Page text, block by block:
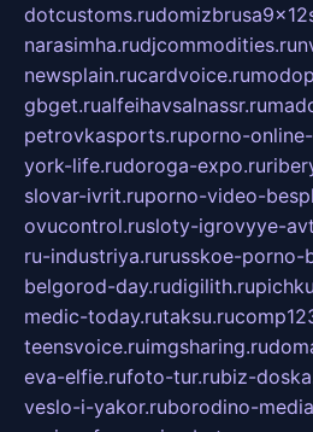
dotcustoms.ru
narasimha.rudjcommodities.ru
newsplain.rucardvoice.ru
gbget.rualfeihavsalnassr.ru
petrovkasports.ruporno-
york-life.rudoroga-expo.ru
slovar-ivrit.ruporno-video-
ovucontrol.rusloty-igrovyye-
ru-industriya.rurusskoe-porno-
belgorod-day.rudigilith.ru
medic-today.rutaksu.ru
teensvoice.ruimgsharing.ru
eva-elfie.rufoto-tur.rubiz-
veslo-i-yakor.ruborodino-